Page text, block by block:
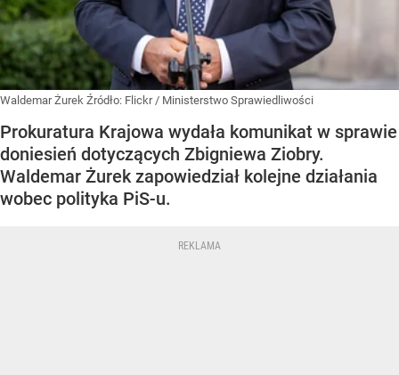
Waldemar Żurek Źródło: Flickr/ Ministerstwo Sprawiedliwości
Prokuratura Krajowa wydała komunikat w sprawie
doniesień dotyczących Zbigniewa Ziobry.
Waldemar Żurek zapowiedział kolejne działania
wobec polityka PiS-u.